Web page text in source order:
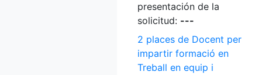
presentación de la
solicitud: ---
2 places de Docent per
impartir formació en
Treball en equip i